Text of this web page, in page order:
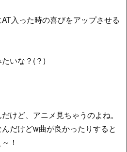
入った時の喜びをアップさせる
いな？(？)
けど、アニメ見ちゃうのよね。
だけどw曲が良かったりすると
！